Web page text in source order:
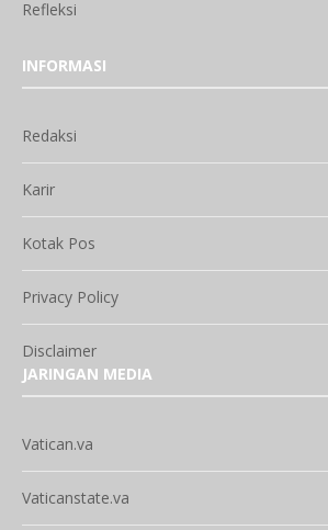
Refleksi
INFORMASI
Redaksi
Karir
Kotak Pos
Privacy Policy
Disclaimer
JARINGAN MEDIA
Vatican.va
Vaticanstate.va